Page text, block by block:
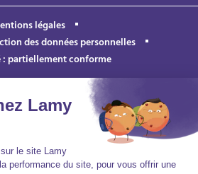
légales
des données personnelles
partiellement conforme